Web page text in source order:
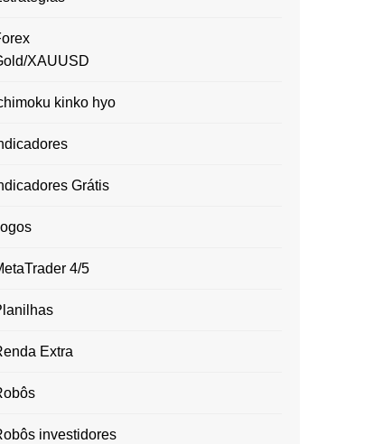
XAUUSD
kinko hyo
Grátis
4/5
Extra
investidores